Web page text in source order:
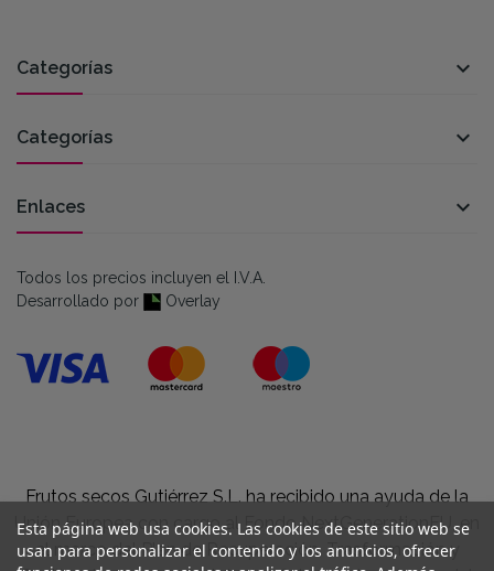
Categorías 
Categorías 
Enlaces 
Todos los precios incluyen el I.V.A.
Desarrollado por
Overlay
Frutos secos Gutiérrez S.L. ha recibido una ayuda de la
Unión Europea con cargo al Fondo NextGenerationEU, en
el marco del Plan de Recuperación, Trasformación y
Esta página web usa cookies. Las cookies de este sitio web se
usan para personalizar el contenido y los anuncios, ofrecer